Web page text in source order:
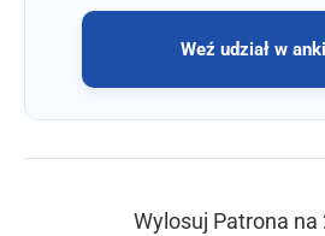
Weź udział w
Wylosuj Patrona na